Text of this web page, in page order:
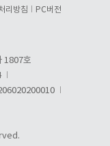
리방침 PC버전
1807호